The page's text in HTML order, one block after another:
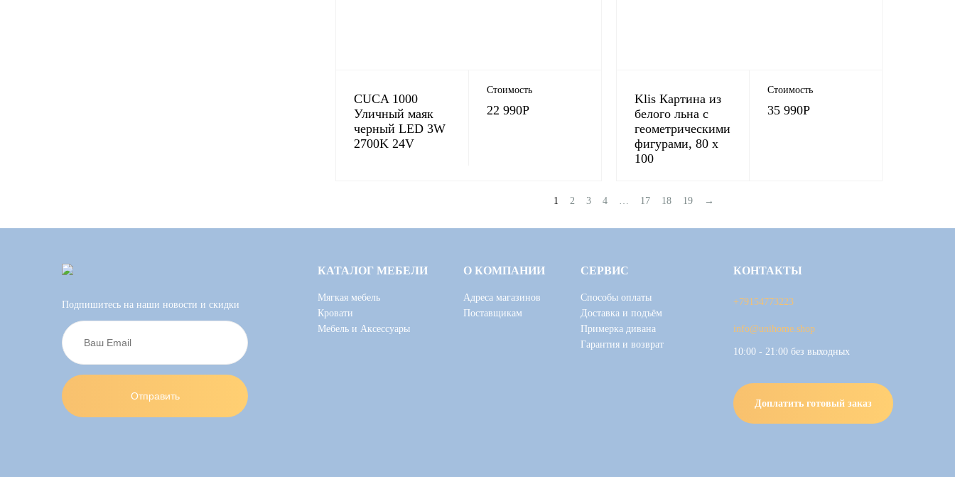
CUCA 1000
Уличный маяк
черный LED 3W
2700K 24V
Стоимость
22 990Р
Klis Картина из
белого льна с
геометрическими
фигурами, 80 х
100
Стоимость
35 990Р
1 2 3 4 … 17 18 19 →
Подпишитесь на наши новости и скидки
КАТАЛОГ МЕБЕЛИ
Мягкая мебель
Кровати
Мебель и Аксессуары
О КОМПАНИИ
Адреса магазинов
Поставщикам
СЕРВИС
Способы оплаты
Доставка и подъём
Примерка дивана
Гарантия и возврат
КОНТАКТЫ
+79154773223
info@unihome.shop
10:00 - 21:00 без выходных
Доплатить готовый заказ